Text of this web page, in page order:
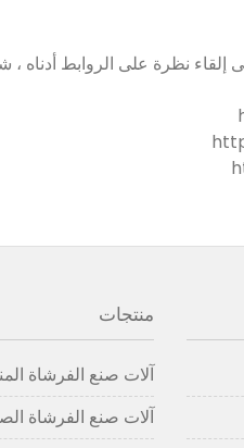
إلقاء نظرة على الروابط أدناه
منتجات
آلات صنع الفرشاة
آلات صنع الفرشاة